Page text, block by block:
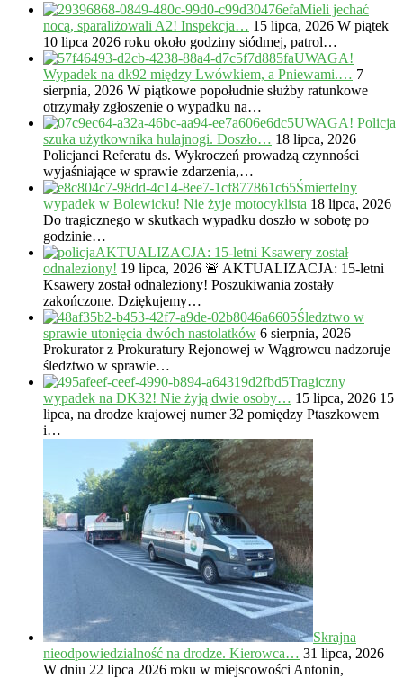
Mieli jechać
nocą, sparaliżowali A2! Inspekcja… 15 lipca, 2026 W piątek
10 lipca 2026 roku około godziny siódmej, patrol…
UWAGA!
Wypadek na dk92 między Lwówkiem, a Pniewami.… 7
sierpnia, 2026 W piątkowe popołudnie służby ratunkowe
otrzymały zgłoszenie o wypadku na…
UWAGA! Policja
szuka użytkownika hulajnogi. Doszło… 18 lipca, 2026
Policjanci Referatu ds. Wykroczeń prowadzą czynności
wyjaśniające w sprawie zdarzenia,…
Śmiertelny
wypadek w Bolewicku! Nie żyje motocyklista 18 lipca, 2026
Do tragicznego w skutkach wypadku doszło w sobotę po
godzinie…
AKTUALIZACJA: 15-letni Ksawery został
odnaleziony! 19 lipca, 2026 🚨 AKTUALIZACJA: 15-letni
Ksawery został odnaleziony! Poszukiwania zostały
zakończone. Dziękujemy…
Śledztwo w
sprawie utonięcia dwóch nastolatków 6 sierpnia, 2026
Prokurator z Prokuratury Rejonowej w Wągrowcu nadzoruje
śledztwo w sprawie…
Tragiczny
wypadek na DK32! Nie żyją dwie osoby… 15 lipca, 2026 15
lipca, na drodze krajowej numer 32 pomiędzy Ptaszkowem
i…
Skrajna
nieodpowiedzialność na drodze. Kierowca… 31 lipca, 2026
W dniu 22 lipca 2026 roku w miejscowości Antonin,